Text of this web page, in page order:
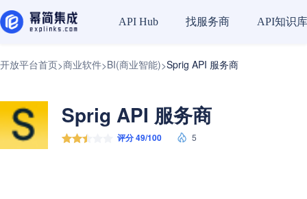
API Hub 找服务商 API知识库
开放平台首页>商业软件>BI(商业智能)>Sprig API 服务商
Sprig API 服务商
评分 49/100 5